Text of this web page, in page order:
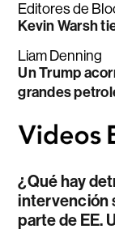
Editores de
Kevin Warsh
Liam Denning
Un Trump
grandes
¿Qué hay
intervención
parte de EE.